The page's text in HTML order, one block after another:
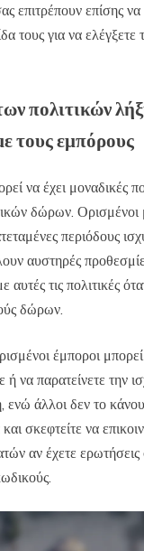
επιτρέπουν επίσης
τους για να
πολιτικών
τους εμπόρους
να έχει μοναδικές
δώρων. Ορισμένοι
περιόδους
αυστηρές
αυτές τις πολιτικές
δώρων.
έμποροι
ή να παρατείνετε την
άλλοι δεν το
σκεφτείτε να
αν έχετε ερωτήσεις